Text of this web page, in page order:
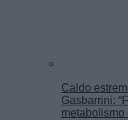
Caldo
Gasbarrini:
metabolismo